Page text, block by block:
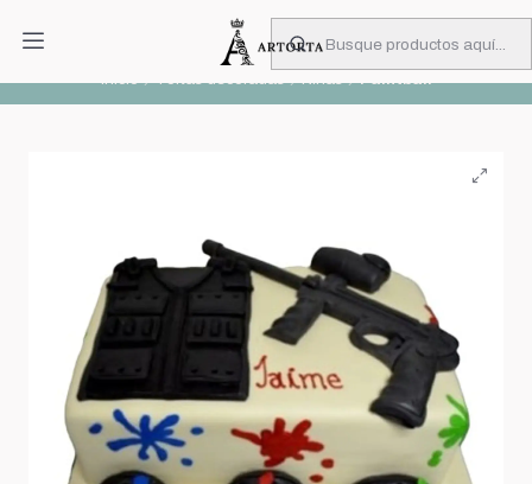
PIDA CON MUCHA ANTICIPACIÓN
Inicio Tortas decoradas Niñas Paintball